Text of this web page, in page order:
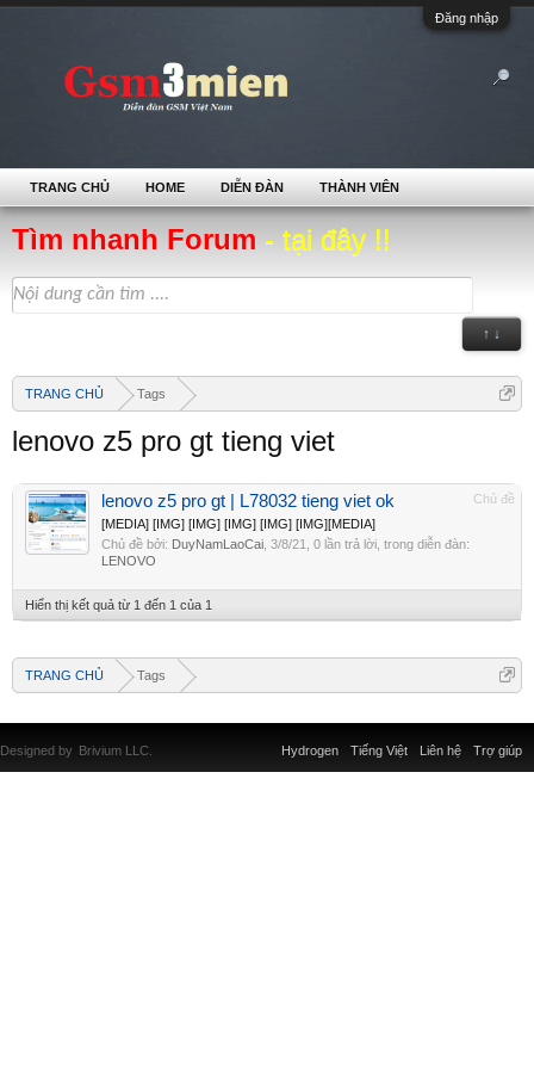
Đăng nhập
Tìm nhanh Forum - tại đây !!
↑ ↓
TRANG CHỦ Tags
lenovo z5 pro gt tieng viet
Chủ đề
lenovo z5 pro gt | L78032 tieng viet ok
[MEDIA] [IMG] [IMG] [IMG] [IMG] [IMG][MEDIA]
Chủ đề bởi: DuyNamLaoCai 3/8/21
, 0 lần trả lời, trong diễn đàn:
LENOVO
Hiển thị kết quả từ 1 đến 1 của 1
TRANG CHỦ Tags
TRANG CHỦ HOME DIỄN ĐÀN THÀNH VIÊN
Liên hệ Trợ giúp
Hydrogen Tiếng Việt
Designed by Brivium LLC.